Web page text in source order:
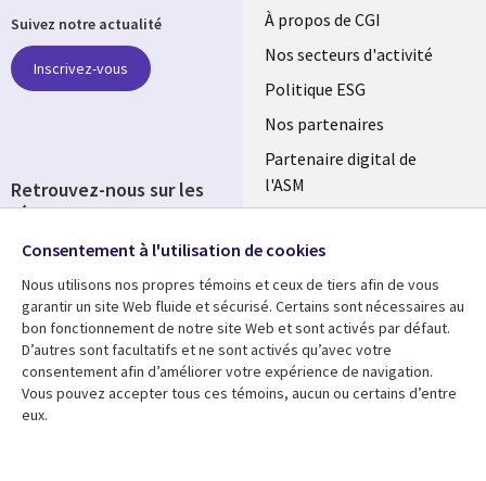
Useful
links
FRANCE
À propos de CGI
Nos secteurs d'activité
Politique ESG
Nos partenaires
Partenaire digital de
l'ASM
Fusions
Ressources
Library
Links
Articles
Blog
Support
Legal
Accessibilité
Suivez notre actualité
Inscrivez-vous
Retrouvez-nous sur les
réseaux
Social
Media
FRANCE
Consentement à l'utilisation de cookies
Nous utilisons nos propres témoins et ceux de tiers afin de vous
garantir un site Web fluide et sécurisé. Certains sont nécessaires au
bon fonctionnement de notre site Web et sont activés par défaut.
D’autres sont facultatifs et ne sont activés qu’avec votre
consentement afin d’améliorer votre expérience de navigation.
Vous pouvez accepter tous ces témoins, aucun ou certains d’entre
eux.